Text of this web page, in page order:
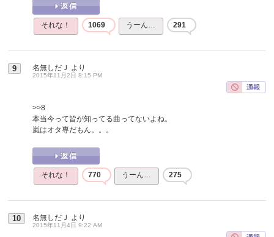
それな！ 1069 うーん… 291
9 名無しだＪ より
2015年11月2日 8:15 PM
>>8
本当今って皆が知ってる曲ってないよね。
嵐はオタ専だもん。。。
それな！ 770 うーん… 275
10 名無しだＪ より
2015年11月4日 9:22 AM